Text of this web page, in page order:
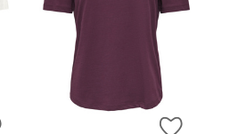
ZUR WUNSCHLISTE HINZUFÜGEN
ZUR